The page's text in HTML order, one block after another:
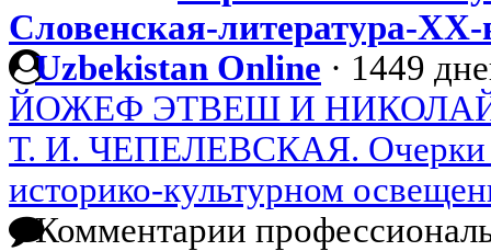
Словенская-литература-XX-
Uzbekistan Online · 1449
ЙОЖЕФ ЭТВЕШ И
Т. И. ЧЕПЕЛЕВСКАЯ. Очерки
историко-культурном
Комментарии